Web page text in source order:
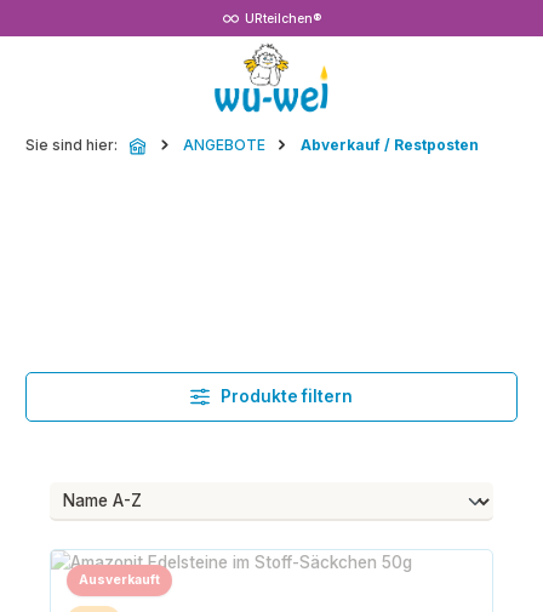
URteilchen®
Sie sind hier: ANGEBOTE Abverkauf / Restposten
Produkte filtern
Ausverkauft